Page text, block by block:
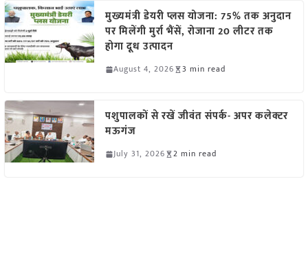
मुख्यमंत्री डेयरी प्लस योजना: 75% तक अनुदान
पर मिलेंगी मुर्रा भैंसें, रोजाना 20 लीटर तक
होगा दूध उत्पादन
August 4, 2026 3 min read
पशुपालकों से रखें जीवंत संपर्क- अपर कलेक्टर
मऊगंज
July 31, 2026 2 min read